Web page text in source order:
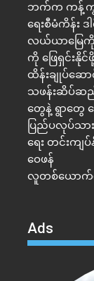
ဘက်က ကန့်ကွက်
ရေးစီမံကိန်း
လယ်ယာမြေကို
ကို ဖြေရှင်းနို
ထိန်းချုပ်ဆေ
သဖန်းဆိပ်ဆည်
တွေနဲ့ ရွာတွေ
ပြည်ပလုပ်သာ
ရေး တင်းက
ဝေဖန်
လူတစ်ယောက်၏
Ads